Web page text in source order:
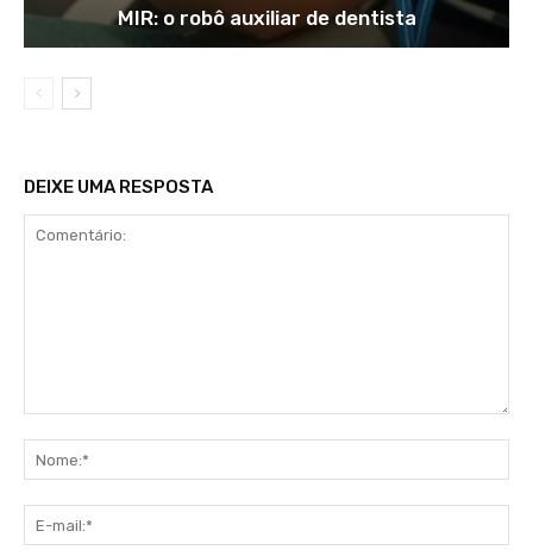
MIR: o robô auxiliar de dentista
DEIXE UMA RESPOSTA